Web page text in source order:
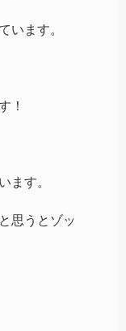
います。
！
ます。
思うとゾッ